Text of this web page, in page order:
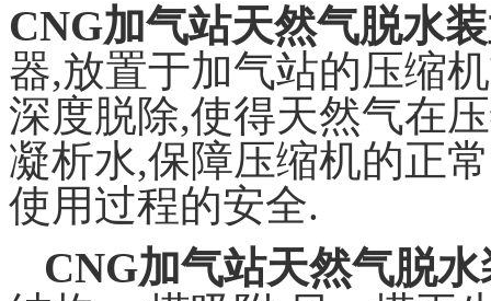
CNG加气站天然气脱水
器,放置于加气站的压缩
深度脱除,使得天然气在
凝析水,保障压缩机的正
使用过程的安全.
CNG加气站天然气脱水